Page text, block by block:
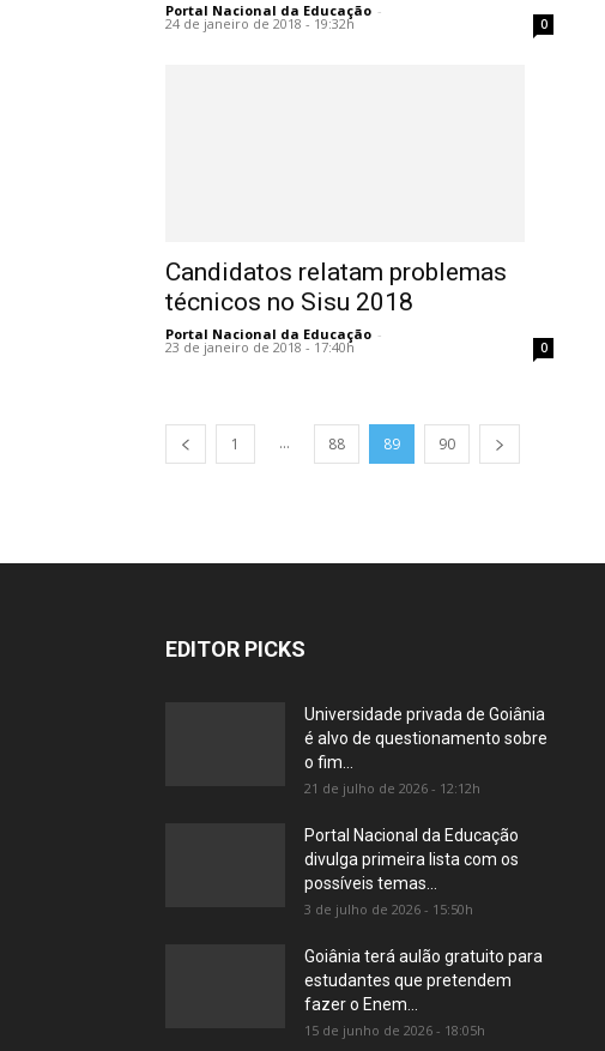
Portal Nacional da Educação -
24 de janeiro de 2018 - 19:32h 0
Candidatos relatam problemas
técnicos no Sisu 2018
Portal Nacional da Educação -
23 de janeiro de 2018 - 17:40h 0
1 ... 88 89 90
EDITOR PICKS
Universidade privada de Goiânia
é alvo de questionamento sobre
o fim...
21 de julho de 2026 - 12:12h
Portal Nacional da Educação
divulga primeira lista com os
possíveis temas...
3 de julho de 2026 - 15:50h
Goiânia terá aulão gratuito para
estudantes que pretendem
fazer o Enem...
15 de junho de 2026 - 18:05h